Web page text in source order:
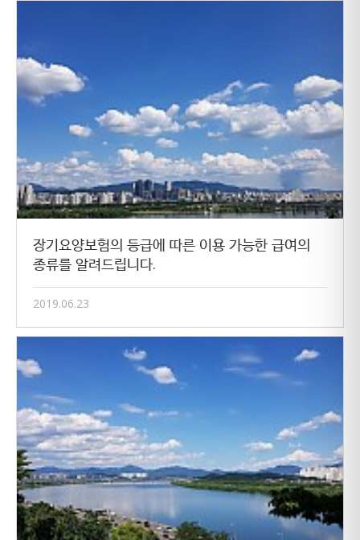
장기요양보험의 등급에 따른 이용 가능한 급여의
종류를 알려드립니다.
2019.06.23